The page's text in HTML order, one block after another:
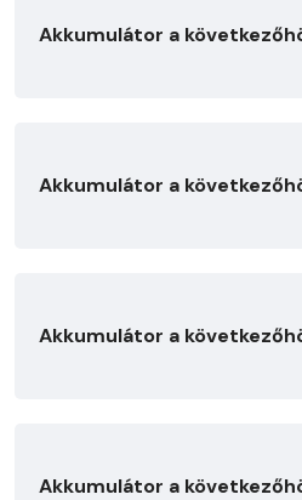
Akkumulátor a
Akkumulátor a
Akkumulátor a
Akkumulátor a